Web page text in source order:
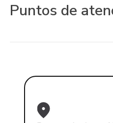
Puntos de